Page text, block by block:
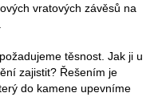
vratových závěsů na
těsnost. Jak ji u
zajistit? Řešením je
do kamene upevníme